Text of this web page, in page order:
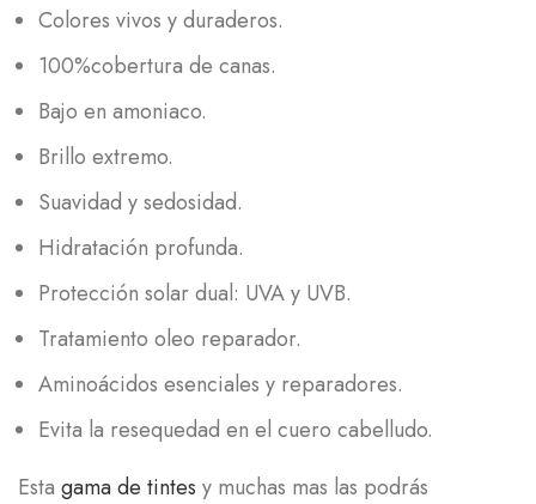
Colores vivos y duraderos.
100%cobertura de canas.
Bajo en amoniaco.
Brillo extremo.
Suavidad y sedosidad.
Hidratación profunda.
Protección solar dual: UVA y UVB.
Tratamiento oleo reparador.
Aminoácidos esenciales y reparadores.
Evita la resequedad en el cuero cabelludo.
Esta gama de tintes y muchas mas las podrás